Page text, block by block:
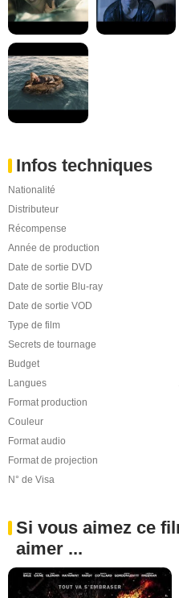
Infos techniques
Nationalité
Distributeur
Récompense
Année de production
Date de sortie DVD
Date de sortie Blu-ray
Date de sortie VOD
Type de film
Secrets de tournage
Budget
Langues
Format production
Couleur
Format audio
Format de projection
N° de Visa
Si vous aimez ce
aimer ...